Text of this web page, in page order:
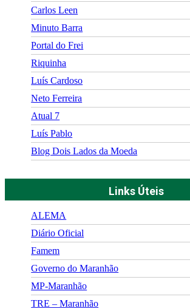
Carlos Leen
Minuto Barra
Portal do Frei
Riquinha
Luís Cardoso
Neto Ferreira
Atual 7
Luís Pablo
Blog Dois Lados da Moeda
Links Úteis
ALEMA
Diário Oficial
Famem
Governo do Maranhão
MP-Maranhão
TRE – Maranhão